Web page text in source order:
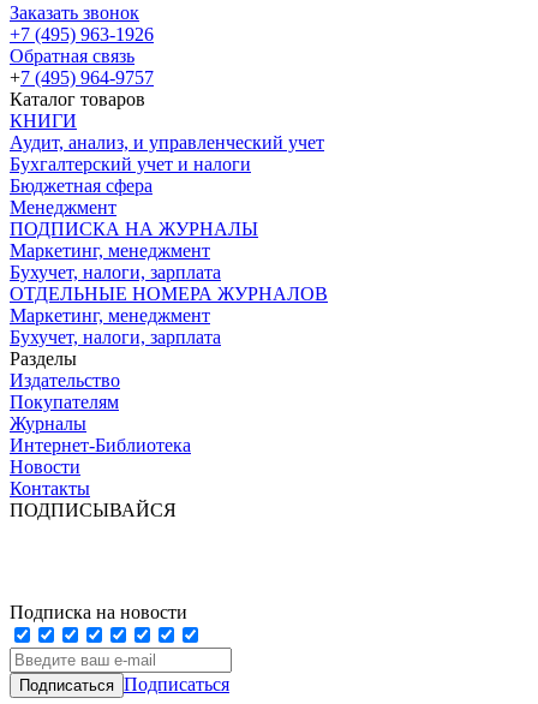
Заказать звонок
+7 (495) 963-1926
Обратная связь
+7 (495) 964-9757
Каталог товаров
КНИГИ
Аудит, анализ, и управленческий учет
Бухгалтерский учет и налоги
Бюджетная сфера
Менеджмент
ПОДПИСКА НА ЖУРНАЛЫ
Маркетинг, менеджмент
Бухучет, налоги, зарплата
ОТДЕЛЬНЫЕ НОМЕРА ЖУРНАЛОВ
Маркетинг, менеджмент
Бухучет, налоги, зарплата
Разделы
Издательство
Покупателям
Журналы
Интернет-Библиотека
Новости
Контакты
ПОДПИСЫВАЙСЯ
Подписка на новости
Подписаться